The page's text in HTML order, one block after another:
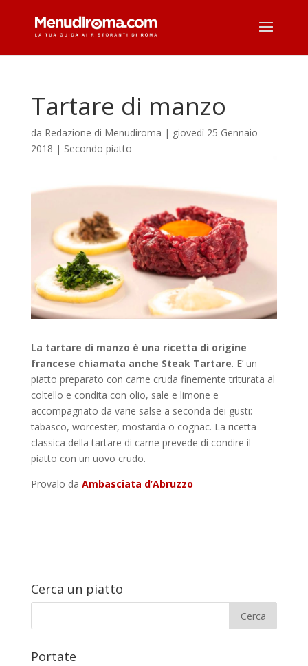
Tartare di manzo
da Redazione di Menudiroma | giovedì 25 Gennaio
2018 | Secondo piatto
La tartare di manzo è una ricetta di origine
francese chiamata anche Steak Tartare. E’ un
piatto preparato con carne cruda finemente triturata al
coltello e condita con olio, sale e limone e
accompagnato da varie salse a seconda dei gusti:
tabasco, worcester, mostarda o cognac. La ricetta
classica della tartare di carne prevede di condire il
piatto con un uovo crudo.
Provalo da Ambasciata d’Abruzzo
Cerca un piatto
Portate